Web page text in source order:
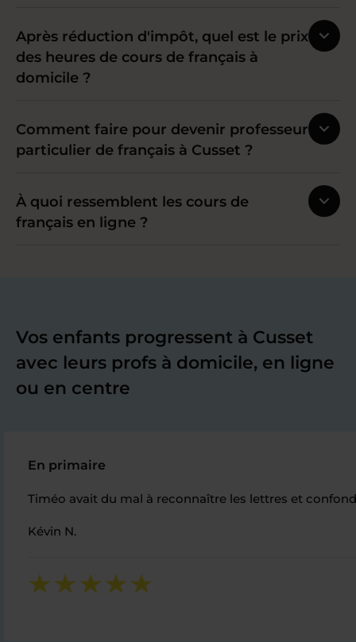
Après réduction d'impôt, quel est le prix
des heures de cours de français à
domicile ?
Comment faire pour devenir professeur
particulier de français à Cusset ?
À quoi ressemblent les cours de
français en ligne ?
Vos enfants progressent à Cusset
avec leurs profs à domicile, en ligne
ou en centre
En primaire
Timéo avait du mal à reconnaître les lettres et
Kévin N.